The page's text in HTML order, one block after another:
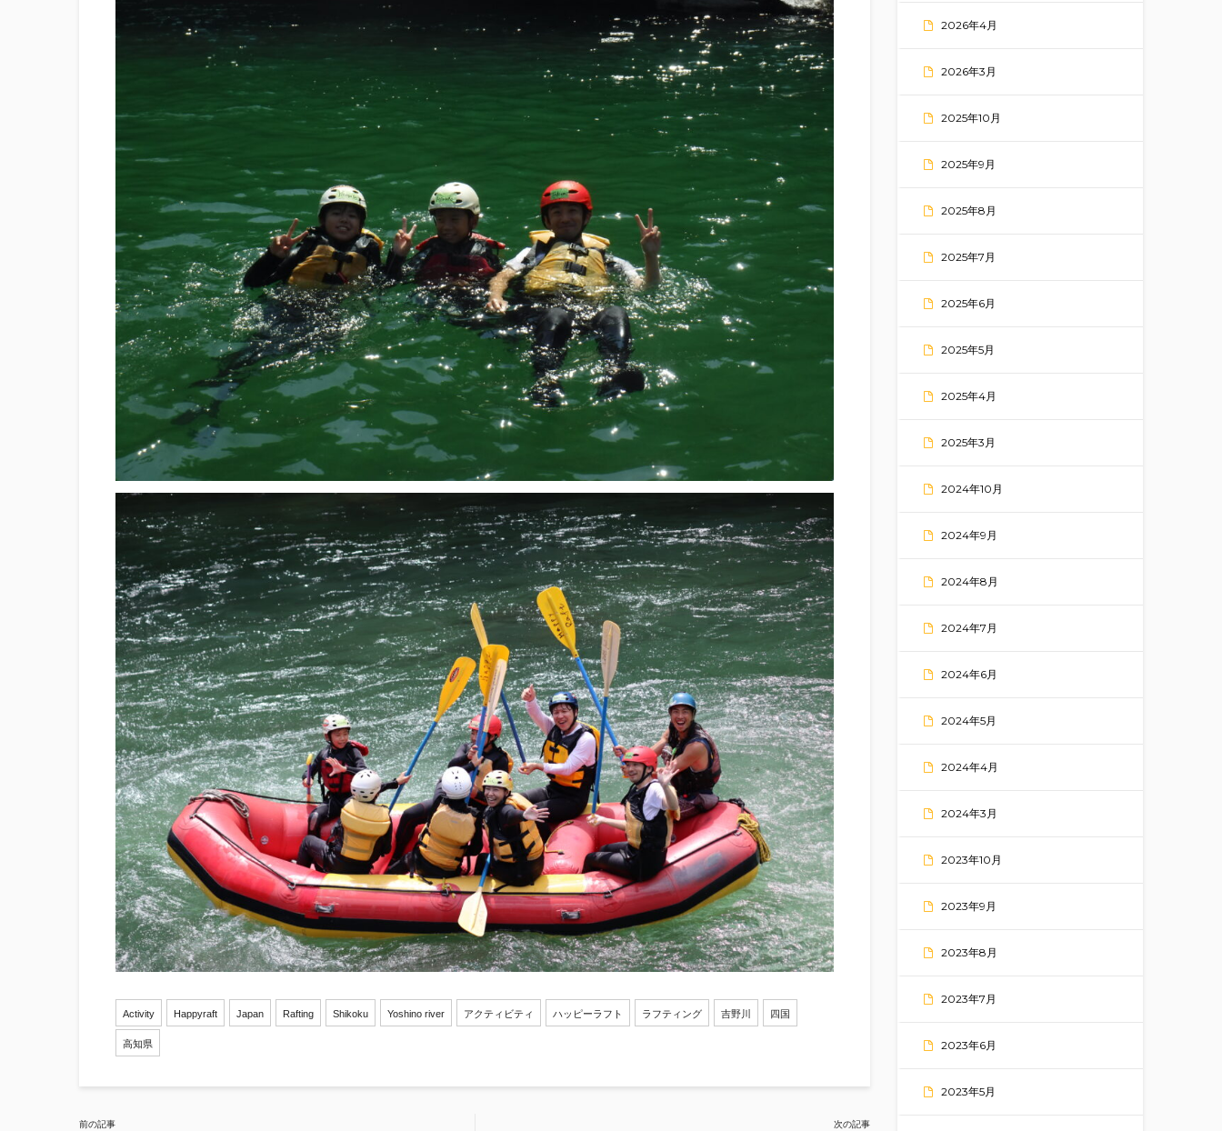
Activity Happyraft Japan Rafting Shikoku Yoshino river アクティビティ ハッピーラフト ラフティング 吉野川 四国
高知県
Post
前の記事 次の記事
2026年4月
2026年3月
2025年10月
2025年9月
2025年8月
2025年7月
2025年6月
2025年5月
2025年4月
2025年3月
2024年10月
2024年9月
2024年8月
2024年7月
2024年6月
2024年5月
2024年4月
2024年3月
2023年10月
2023年9月
2023年8月
2023年7月
2023年6月
2023年5月